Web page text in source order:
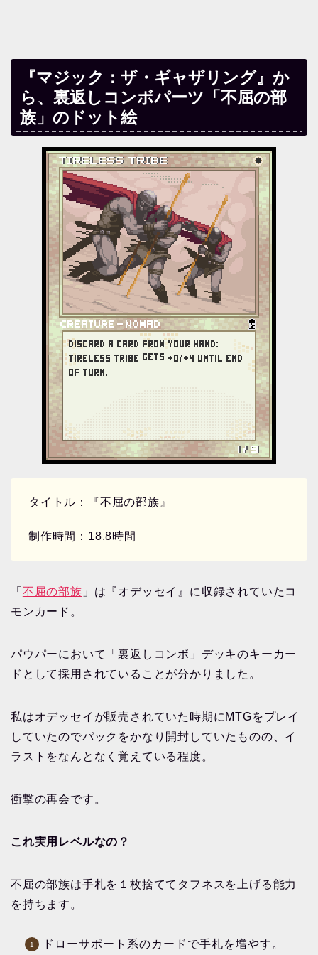
『マジック：ザ・ギャザリング』か
ら、裏返しコンボパーツ「不屈の部
族」のドット絵
タイトル：『不屈の部族』
制作時間：18.8時間
「 不屈の部族 」は『オデッセイ』に収録されていたコ
モンカード。
パウパーにおいて「裏返しコンボ」デッキのキーカー
ドとして採用されていることが分かりました。
私はオデッセイが販売されていた時期にMTGをプレイ
していたのでパックをかなり開封していたものの、イ
ラストをなんとなく覚えている程度。
衝撃の再会です。
これ実用レベルなの？
不屈の部族は手札を１枚捨ててタフネスを上げる能力
を持ちます。
ドローサポート系のカードで手札を増やす。